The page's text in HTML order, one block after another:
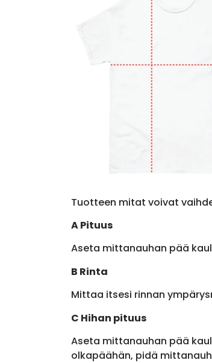
Tuotteen mitat voivat
A Pituus
Aseta mittanauhan pää
B Rinta
Mittaa itsesi rinnan
C Hihan pituus
Aseta mittanauhan pää
olkapäähän, pidä